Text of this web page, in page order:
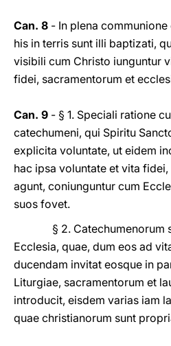
Can. 8 - In plena
his in terris sunt illi baptizati,
visibili cum Christo iunguntur
fidei, sacramentorum et
Can. 9 - § 1. Speciali ratione
catechumeni, qui Spiritu
explicita voluntate, ut eidem
hac ipsa voluntate et vita
agunt, coniunguntur cum
suos fovet.
§ 2. Catechumenorum
Ecclesia, quae, dum eos ad
ducendam invitat eosque in
Liturgiae, sacramentorum et
introducit, eisdem varias iam
quae christianorum sunt